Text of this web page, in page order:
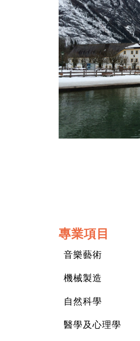
專業項目
音樂藝術
機械製造
自然科學
醫學及心理學